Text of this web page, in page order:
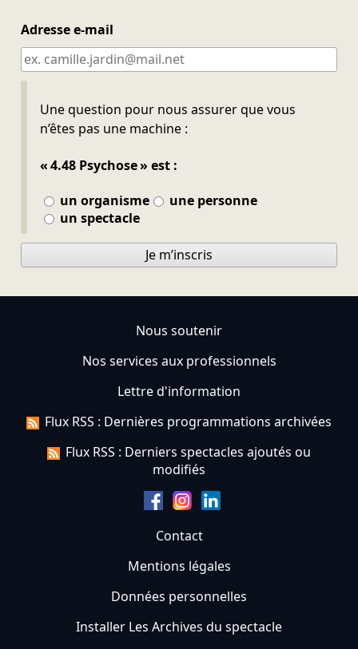
Adresse e-mail
Une question pour nous assurer que vous
n’êtes pas une machine :
« 4.48 Psychose » est :
un organisme
une personne
un spectacle
Ne pas remplir
Je m’inscris
Nous soutenir
Nos services aux professionnels
Lettre d'information
Flux RSS : Dernières programmations archivées
Flux RSS : Derniers spectacles ajoutés ou
modifiés
Contact
Mentions légales
Données personnelles
Installer Les Archives du spectacle